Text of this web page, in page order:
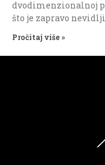
dvodimenzionalnoj
što je zapravo
Pročitaj više »